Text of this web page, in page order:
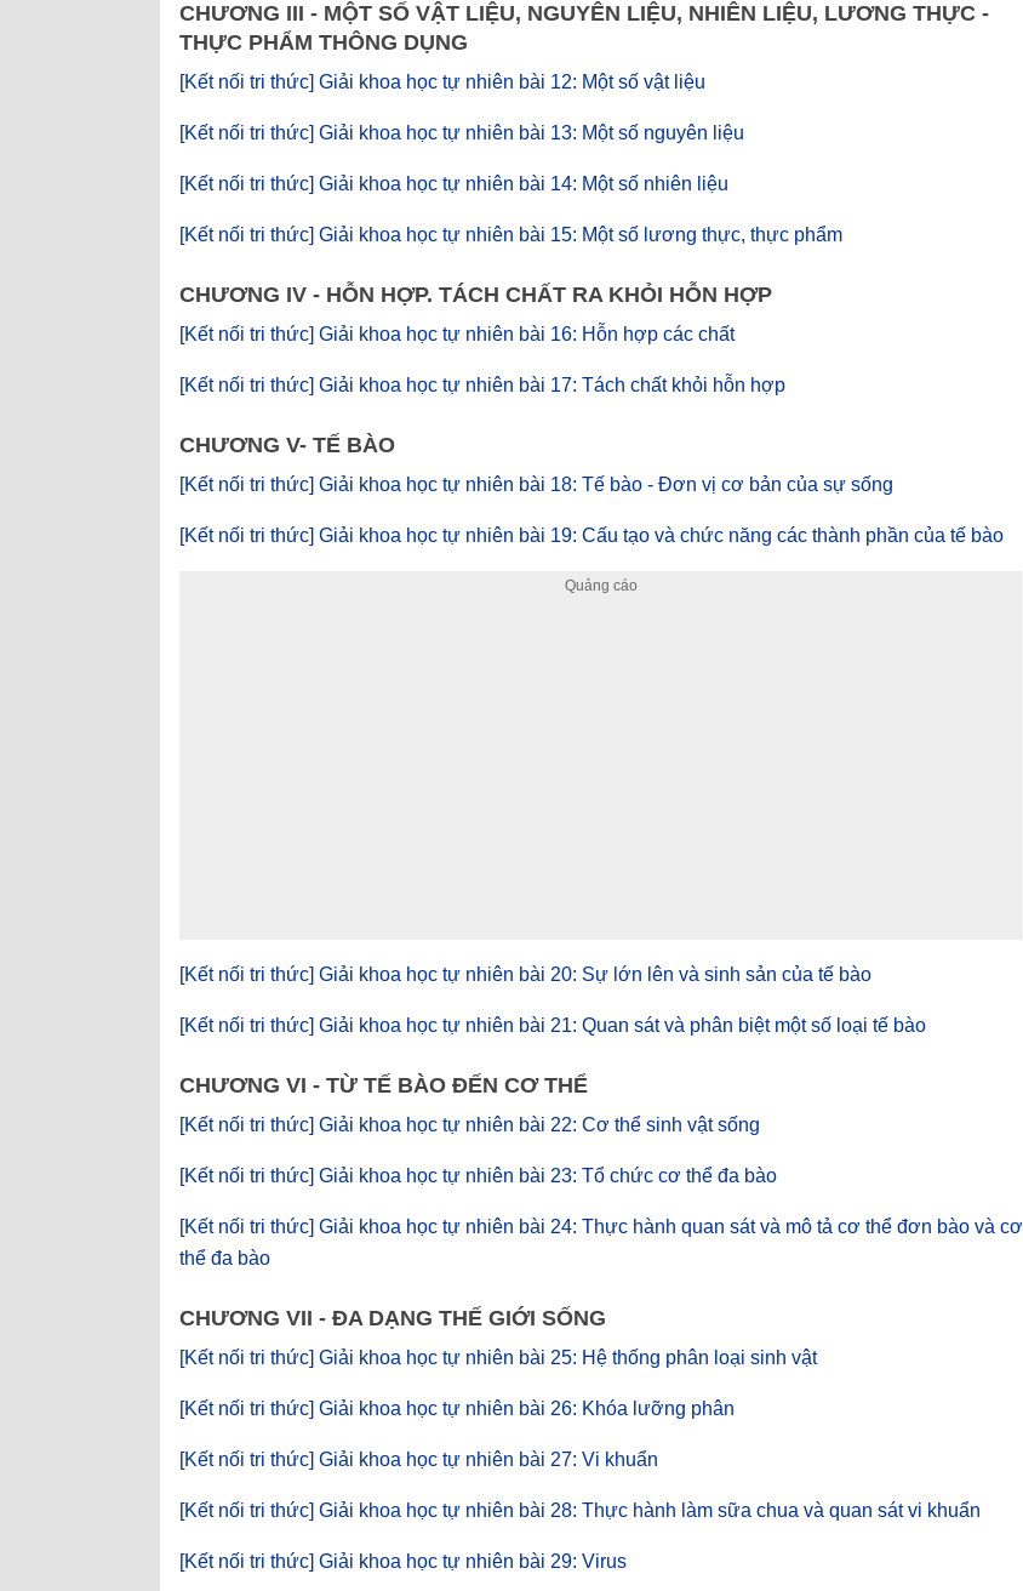
CHƯƠNG III - MỘT SỐ VẬT LIỆU, NGUYÊN LIỆU, NHIÊN LIỆU, LƯƠNG THỰC -
THỰC PHẨM THÔNG DỤNG
[Kết nối tri thức] Giải khoa học tự nhiên bài 12: Một số vật liệu
[Kết nối tri thức] Giải khoa học tự nhiên bài 13: Một số nguyên liệu
[Kết nối tri thức] Giải khoa học tự nhiên bài 14: Một số nhiên liệu
[Kết nối tri thức] Giải khoa học tự nhiên bài 15: Một số lương thực, thực phẩm
CHƯƠNG IV - HỖN HỢP. TÁCH CHẤT RA KHỎI HỖN HỢP
[Kết nối tri thức] Giải khoa học tự nhiên bài 16: Hỗn hợp các chất
[Kết nối tri thức] Giải khoa học tự nhiên bài 17: Tách chất khỏi hỗn hợp
CHƯƠNG V- TẾ BÀO
[Kết nối tri thức] Giải khoa học tự nhiên bài 18: Tế bào - Đơn vị cơ bản của sự sống
[Kết nối tri thức] Giải khoa học tự nhiên bài 19: Cấu tạo và chức năng các thành phần của tế bào
[Kết nối tri thức] Giải khoa học tự nhiên bài 20: Sự lớn lên và sinh sản của tế bào
[Kết nối tri thức] Giải khoa học tự nhiên bài 21: Quan sát và phân biệt một số loại tế bào
CHƯƠNG VI - TỪ TẾ BÀO ĐẾN CƠ THỂ
[Kết nối tri thức] Giải khoa học tự nhiên bài 22: Cơ thể sinh vật sống
[Kết nối tri thức] Giải khoa học tự nhiên bài 23: Tổ chức cơ thể đa bào
[Kết nối tri thức] Giải khoa học tự nhiên bài 24: Thực hành quan sát và mô tả cơ thể đơn bào và cơ
thể đa bào
CHƯƠNG VII - ĐA DẠNG THẾ GIỚI SỐNG
[Kết nối tri thức] Giải khoa học tự nhiên bài 25: Hệ thống phân loại sinh vật
[Kết nối tri thức] Giải khoa học tự nhiên bài 26: Khóa lưỡng phân
[Kết nối tri thức] Giải khoa học tự nhiên bài 27: Vi khuẩn
[Kết nối tri thức] Giải khoa học tự nhiên bài 28: Thực hành làm sữa chua và quan sát vi khuẩn
[Kết nối tri thức] Giải khoa học tự nhiên bài 29: Virus